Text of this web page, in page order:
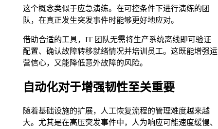
这个概念类似于应急演练。在可控条件下进行演练的团
队，在真正发生突发事件时能够更好地应对。
借助合适的工具，IT 团队无需将生产系统离线即可验证
配置、确认故障转移就绪情况并培训员工。这既能增强运
营信心，又能降低意外故障的风险。
自动化对于增强韧性至关重要
随着基础设施的扩展，人工恢复流程的管理难度越来越
大。尤其是在高压突发事件中，人为响应可能速度缓慢、